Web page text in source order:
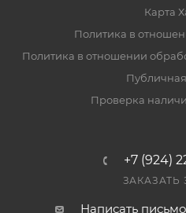
Карта
Политика в
Политика в отношении
Проверка
+7 (924)
ЗАКАЗАТЬ
Написать